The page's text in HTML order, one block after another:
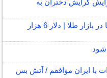
و افزایش گرایش دختران به
ریزش سنگین قیمت‌ها در بازار طلا | دلار 6 هزار
با ایران موافقم / آتش بس